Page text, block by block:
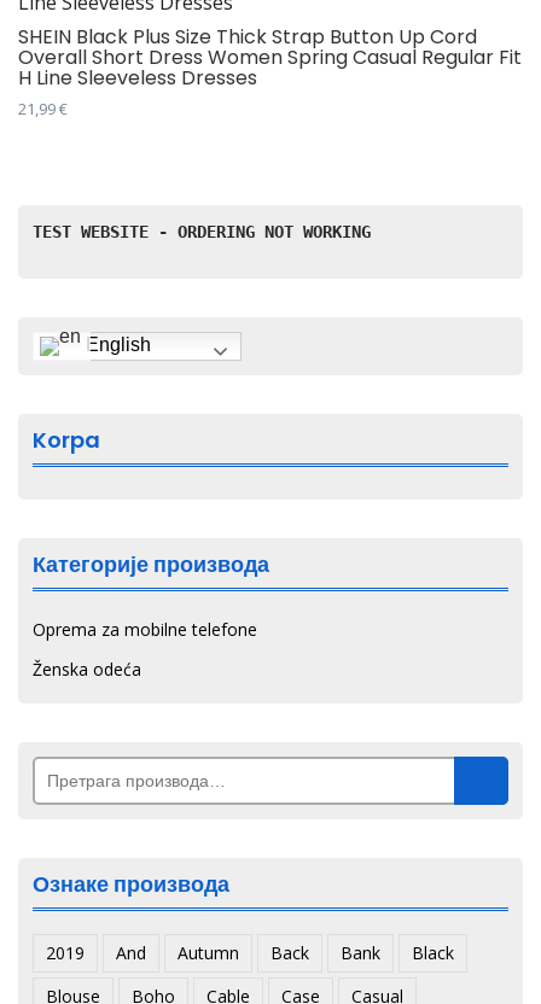
SHEIN Black Plus Size Thick Strap Button Up Cord
Overall Short Dress Women Spring Casual Regular Fit
H Line Sleeveless Dresses
21,99€
више
бити
страници
производа.
TEST WEBSITE - ORDERING NOT WORKING
English
Korpa
Категорије производа
Oprema za mobilne telefone
Ženska odeća
Претрага
за:
Ознаке производа
2019 And Autumn Back Bank
Black
Blouse
Boho Cable Case Casual